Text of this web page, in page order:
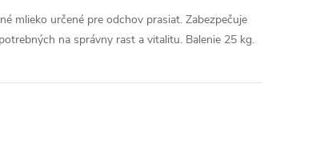
mlieko určené pre odchov prasiat. Zabezpečuje
na správny rast a vitalitu. Balenie 25 kg.